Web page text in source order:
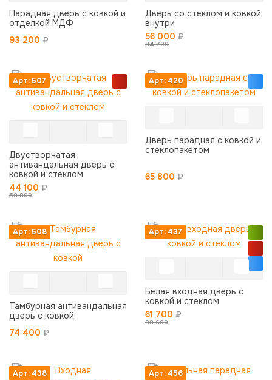
Парадная дверь с ковкой и
отделкой МДФ
93 200 ₽
Дверь со стеклом и ковкой
внутри
56 000 ₽
84 700
Арт: 507
Двустворчатая
антивандальная дверь с
ковкой и стеклом
44 100 ₽
59 800
Арт: 420
Дверь парадная с ковкой и
стеклопакетом
65 800 ₽
Арт: 508
Тамбурная антивандальная
дверь с ковкой
74 400 ₽
Арт: 437
Белая входная дверь с
ковкой и стеклом
61 700 ₽
88 600
Арт: 438 Арт: 456